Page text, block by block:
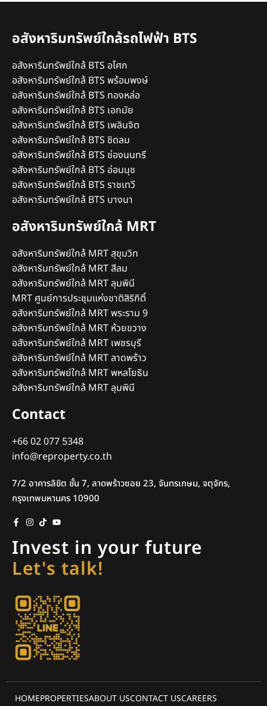
อสังหาริมทรัพย์ใกล้รถไฟฟ้า BTS
อสังหาริมทรัพย์ใกล้ BTS อโศก
อสังหาริมทรัพย์ใกล้ BTS พร้อมพงษ์
อสังหาริมทรัพย์ใกล้ BTS ทองหล่อ
อสังหาริมทรัพย์ใกล้ BTS เอกมัย
อสังหาริมทรัพย์ใกล้ BTS เพลินจิต
อสังหาริมทรัพย์ใกล้ BTS ชิดลม
อสังหาริมทรัพย์ใกล้ BTS ช่องนนทรี
อสังหาริมทรัพย์ใกล้ BTS อ่อนนุช
อสังหาริมทรัพย์ใกล้ BTS ราชเทวี
อสังหาริมทรัพย์ใกล้ BTS บางนา
อสังหาริมทรัพย์ใกล้ MRT
อสังหาริมทรัพย์ใกล้ MRT สุขุมวิท
อสังหาริมทรัพย์ใกล้ MRT สีลม
อสังหาริมทรัพย์ใกล้ MRT ลุมพินี
MRT ศูนย์การประชุมแห่งชาติสิริกิติ์
อสังหาริมทรัพย์ใกล้ MRT พระราม 9
อสังหาริมทรัพย์ใกล้ MRT ห้วยขวาง
อสังหาริมทรัพย์ใกล้ MRT เพชรบุรี
อสังหาริมทรัพย์ใกล้ MRT ลาดพร้าว
อสังหาริมทรัพย์ใกล้ MRT พหลโยธิน
อสังหาริมทรัพย์ใกล้ MRT ลุมพินี
Contact
+66 02 077 5348
info@reproperty.co.th
7/2 อาคารลิขิต ชั้น 7, ลาดพร้าวซอย 23, จันทรเกษม, จตุจักร,
กรุงเทพมหานคร 10900
Invest in your future
Let's talk!
HOMEPROPERTIESABOUT USCONTACT USCAREERS